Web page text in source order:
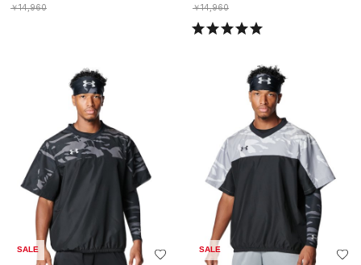
￥14,960
￥14,960
SALE SALE